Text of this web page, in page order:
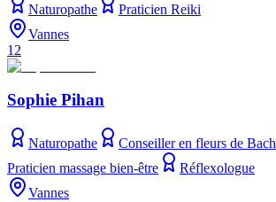
Naturopathe
Praticien Reiki
Vannes
12
Sophie Pihan
Naturopathe Conseiller en fleurs de Bach
Praticien massage bien-être
Réflexologue
Vannes